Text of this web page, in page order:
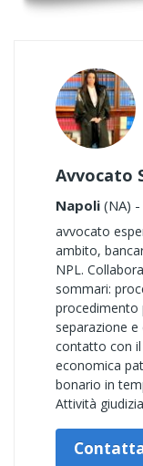
Avvocato
Napoli (NA)
avvocato
ambito,
NPL.
sommari:
procedimento
separazione
contatto con il
economica
bonario in
Attività